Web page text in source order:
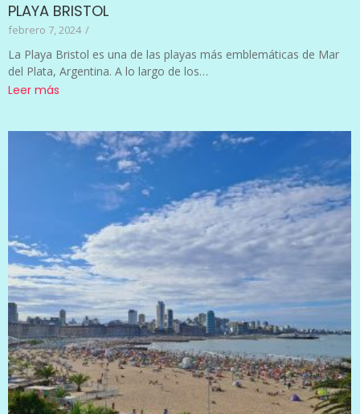
PLAYA BRISTOL
febrero 7, 2024 /
La Playa Bristol es una de las playas más emblemáticas de Mar
del Plata, Argentina. A lo largo de los…
Leer más